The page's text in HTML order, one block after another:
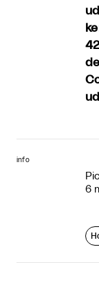
info
6